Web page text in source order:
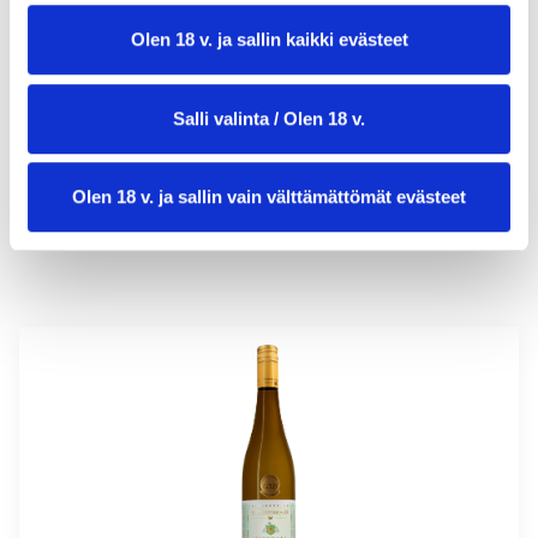
Olen 18 v. ja sallin kaikki evästeet
Salli valinta / Olen 18 v.
Olen 18 v. ja sallin vain välttämättömät evästeet
valmistusaika:70 min
annosmäärä :4